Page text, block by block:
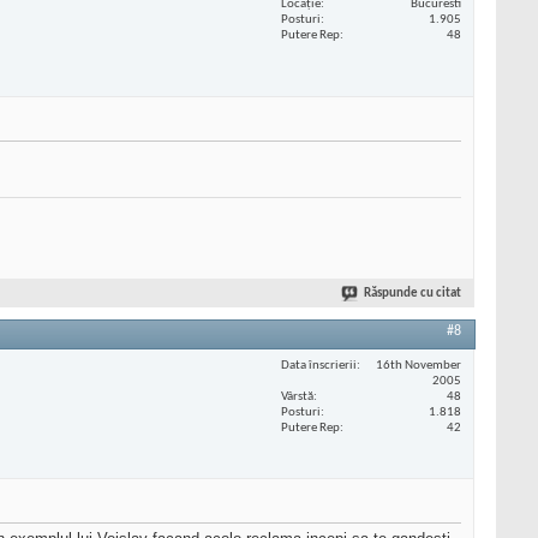
Locaţie
Bucuresti
Posturi
1.905
Putere Rep
48
Răspunde cu citat
#8
Data înscrierii
16th November
2005
Vârstă
48
Posturi
1.818
Putere Rep
42